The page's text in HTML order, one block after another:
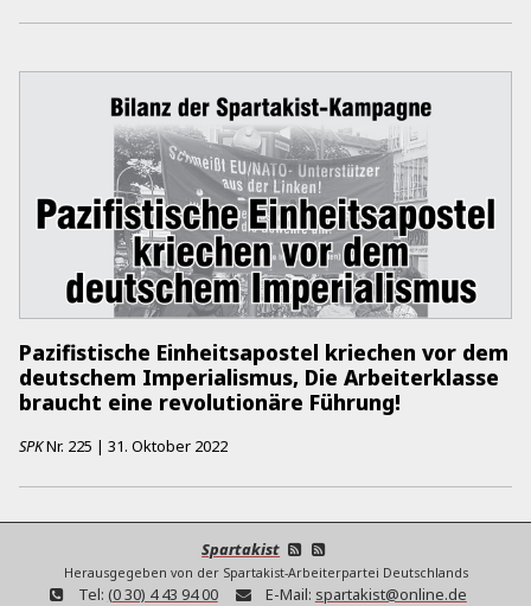
Pazifistische Einheitsapostel kriechen vor dem
deutschem Imperialismus, Die Arbeiterklasse
braucht eine revolutionäre Führung!
SPKNr. 225 | 31. Oktober 2022
Spartakist
Herausgegeben von der Spartakist-Arbeiterpartei Deutschlands
Tel: (0 30) 4 43 94 00 E-Mail: spartakist@online.de